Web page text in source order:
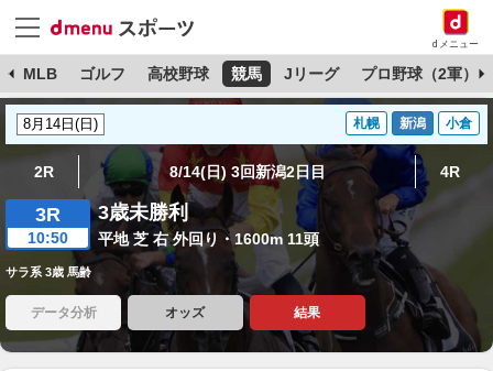
dメニュー
MLB ゴルフ 高校野球 競馬 Jリーグ プロ野球（2軍）
札幌 新潟 小倉
2R 8/14(日) 3回新潟2日目 4R
3R
10:50
3歳未勝利
平地 芝 右 外回り・1600m 11頭
サラ系 3歳 馬齢
データ分析 オッズ 結果